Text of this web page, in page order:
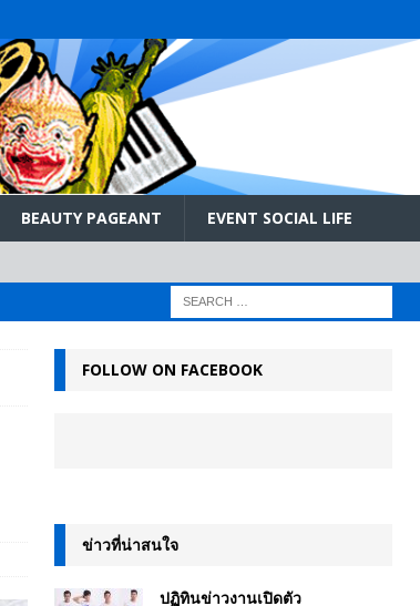
BEAUTY PAGEANT EVENT SOCIAL LIFE
FOLLOW ON FACEBOOK
ข่าวที่น่าสนใจ
ปฏิทินข่าวงานเปิดตัว